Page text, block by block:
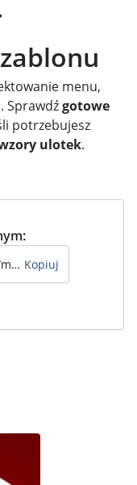
menu,
Sprawdźgotowe
potrzebujesz
ulotek.
Kopiuj